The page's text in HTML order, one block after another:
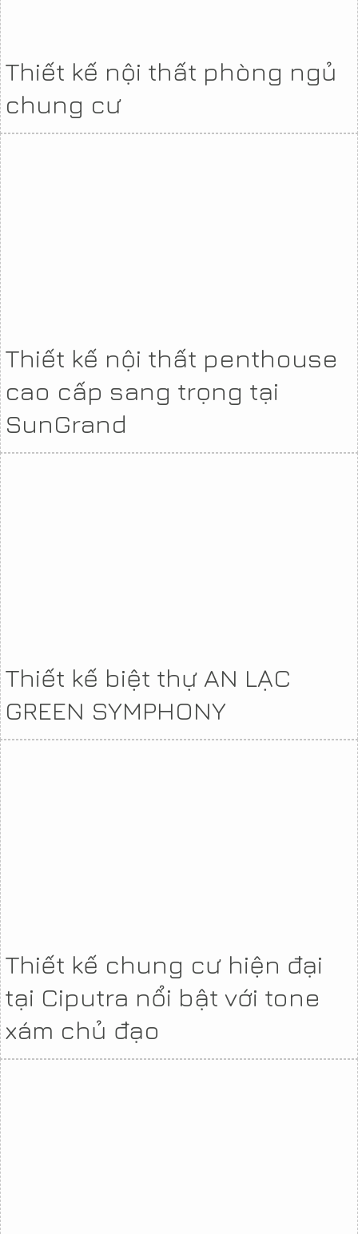
Thiết kế nội thất phòng ngủ
chung cư
Thiết kế nội thất penthouse
cao cấp sang trọng tại
SunGrand
Thiết kế biệt thự AN LẠC
GREEN SYMPHONY
Thiết kế chung cư hiện đại
tại Ciputra nổi bật với tone
xám chủ đạo